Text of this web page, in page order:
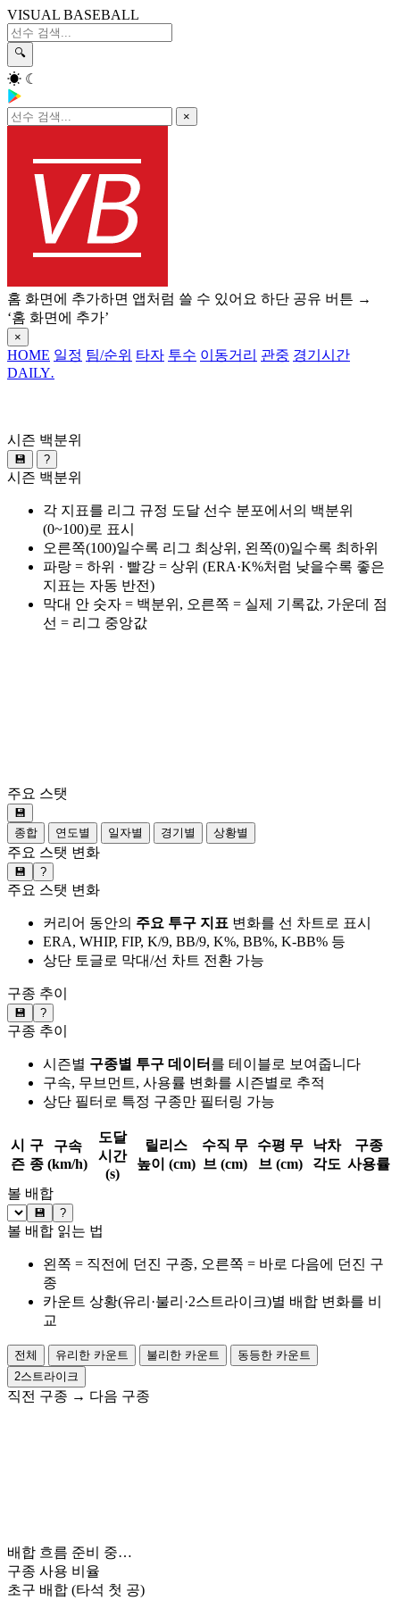
VISUAL BASEBALL
🔍
☀ ☾
×
홈 화면에 추가하면 앱처럼 쓸 수 있어요 하단 공유 버튼 →
‘홈 화면에 추가’
×
HOME 일정 팀/순위 타자 투수 이동거리 관중 경기시간
DAILY.
시즌 백분위
💾 ?
시즌 백분위
각 지표를 리그 규정 도달 선수 분포에서의 백분위
(0~100)로 표시
오른쪽(100)일수록 리그 최상위, 왼쪽(0)일수록 최하위
파랑 = 하위 · 빨강 = 상위 (ERA·K%처럼 낮을수록 좋은
지표는 자동 반전)
막대 안 숫자 = 백분위, 오른쪽 = 실제 기록값, 가운데 점
선 = 리그 중앙값
주요 스탯
💾
종합
연도별 일자별 경기별 상황별
주요 스탯 변화
💾 ?
주요 스탯 변화
커리어 동안의 주요 투구 지표 변화를 선 차트로 표시
ERA, WHIP, FIP, K/9, BB/9, K%, BB%, K-BB% 등
상단 토글로 막대/선 차트 전환 가능
구종 추이
💾 ?
구종 추이
시즌별 구종별 투구 데이터 를 테이블로 보여줍니다
구속, 무브먼트, 사용률 변화를 시즌별로 추적
상단 필터로 특정 구종만 필터링 가능
시
즌
구
종
구속
(km/h)
도달
시간
(s)
릴리스
높이 (cm)
수직 무
브 (cm)
수평 무
브 (cm)
낙차
각도
구종
사용률
볼 배합
💾 ?
볼 배합 읽는 법
왼쪽 = 직전에 던진 구종, 오른쪽 = 바로 다음에 던진 구
종
카운트 상황(유리·불리·2스트라이크)별 배합 변화를 비
교
전체 유리한 카운트 불리한 카운트
동등한 카운트
2스트라이크
직전 구종 → 다음 구종
배합 흐름 준비 중…
구종 사용 비율
초구 배합 (타석 첫 공)